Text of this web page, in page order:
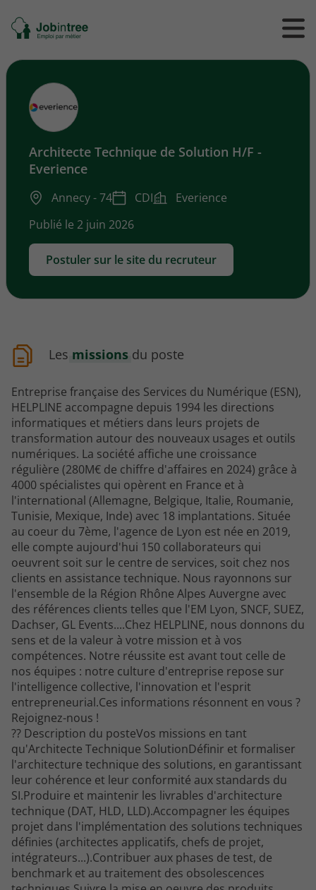
Se
rendre
Ouvrir
/
le
Architecte Technique de Solution H/F -
Everience
Annecy - 74 CDI
Everience
Publié le 2 juin 2026
Postuler sur le site du recruteur
Les missions du poste
Entreprise française des Services du Numérique (ESN),
HELPLINE accompagne depuis 1994 les directions
informatiques et métiers dans leurs projets de
transformation autour des nouveaux usages et outils
numériques. La société affiche une croissance
régulière (280M€ de chiffre d'affaires en 2024) grâce à
4000 spécialistes qui opèrent en France et à
l'international (Allemagne, Belgique, Italie, Roumanie,
Tunisie, Mexique, Inde) avec 18 implantations. Située
au coeur du 7ème, l'agence de Lyon est née en 2019,
elle compte aujourd'hui 150 collaborateurs qui
oeuvrent soit sur le centre de services, soit chez nos
clients en assistance technique. Nous rayonnons sur
l'ensemble de la Région Rhône Alpes Auvergne avec
des références clients telles que l'EM Lyon, SNCF, SUEZ,
Dachser, GL Events....Chez HELPLINE, nous donnons du
sens et de la valeur à votre mission et à vos
compétences. Notre réussite est avant tout celle de
nos équipes : notre culture d'entreprise repose sur
l'intelligence collective, l'innovation et l'esprit
entrepreneurial.Ces informations résonnent en vous ?
Rejoignez-nous !
?? Description du posteVos missions en tant
qu'Architecte Technique SolutionDéfinir et formaliser
l'architecture technique des solutions, en garantissant
leur cohérence et leur conformité aux standards du
SI.Produire et maintenir les livrables d'architecture
technique (DAT, HLD, LLD).Accompagner les équipes
projet dans l'implémentation des solutions techniques
définies (architectes applicatifs, chefs de projet,
intégrateurs...).Contribuer aux phases de test, de
benchmark et au traitement des obsolescences